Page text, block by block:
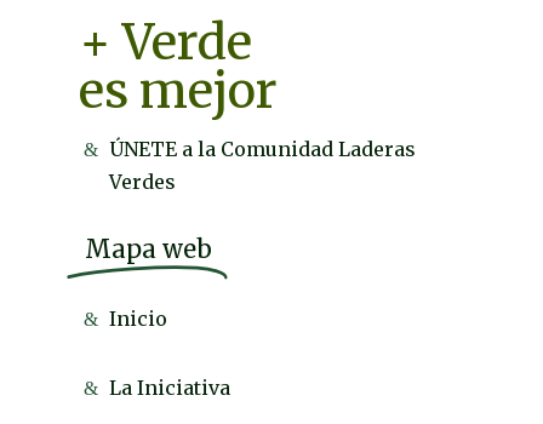
+ Verde
es mejor
ÚNETE a la Comunidad Laderas
Verdes
Mapa web
Inicio
La Iniciativa